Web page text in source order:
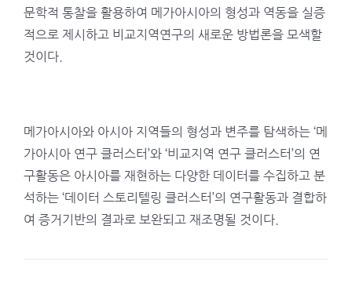
문학적 통찰을 활용하여 메가아시아의 형성과 역동을 실증
적으로 제시하고 비교지역연구의 새로운 방법론을 모색할
것이다.
메가아시아와 아시아 지역들의 형성과 변주를 탐색하는 ‘메
가아시아 연구 클러스터’와 ‘비교지역 연구 클러스터’의 연
구활동은 아시아를 재현하는 다양한 데이터를 수집하고 분
석하는 ‘데이터 스토리텔링 클러스터’의 연구활동과 결합하
여 증거기반의 결과로 보완되고 재조명될 것이다.